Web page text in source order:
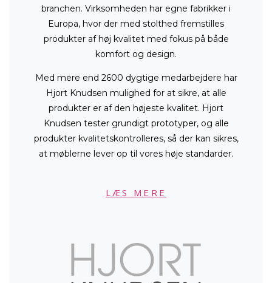
branchen. Virksomheden har egne fabrikker i
Europa, hvor der med stolthed fremstilles
produkter af høj kvalitet med fokus på både
komfort og design.
Med mere end 2600 dygtige medarbejdere har
Hjort Knudsen mulighed for at sikre, at alle
produkter er af den højeste kvalitet. Hjort
Knudsen tester grundigt prototyper, og alle
produkter kvalitetskontrolleres, så der kan sikres,
at møblerne lever op til vores høje standarder.
LÆS MERE